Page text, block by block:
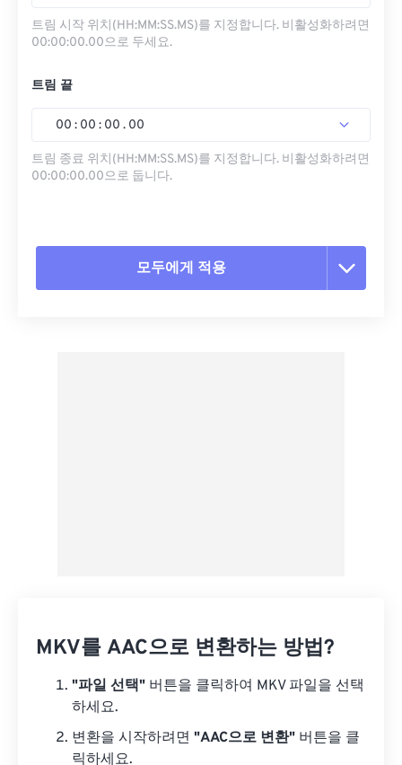
트림 시작 위치(HH:MM:SS.MS)를 지정합니다. 비활성화하려면
00:00:00.00으로 두세요.
트림 끝
00 : 00 : 00 . 00
트림 종료 위치(HH:MM:SS.MS)를 지정합니다. 비활성화하려면
00:00:00.00으로 둡니다.
모두에게 적용
MKV를 AAC으로 변환하는 방법?
"파일 선택" 버튼을 클릭하여 MKV 파일을 선택
하세요.
변환을 시작하려면 "AAC으로 변환" 버튼을 클
릭하세요.